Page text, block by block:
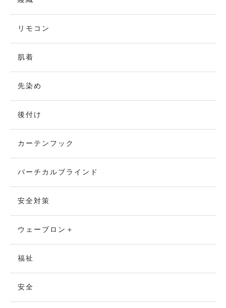
リモコン
肌着
先染め
後付け
カーテンフック
バーチカルブラインド
安全対策
ウェーブロン＋
福祉
安全